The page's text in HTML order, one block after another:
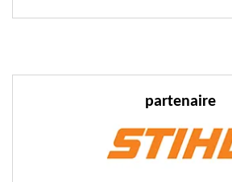
partenaire